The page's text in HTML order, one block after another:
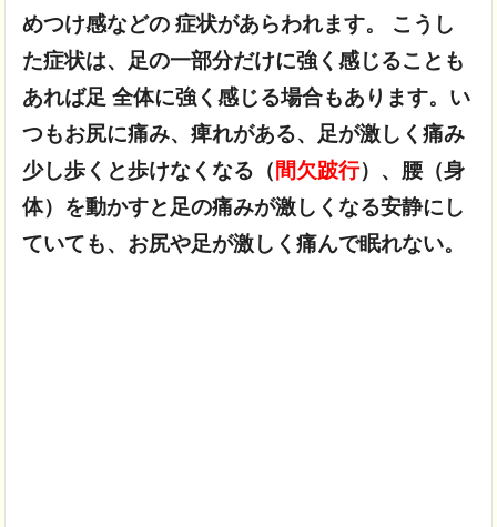
めつけ感などの 症状があらわれます。 こうし
た症状は、足の一部分だけに強く感じることも
あれば足 全体に強く感じる場合もあります。い
つもお尻に痛み、痺れがある、足が激しく痛み
少し歩くと歩けなくなる（ 間欠跛行）、腰（身
体）を動かすと足の痛みが激しくなる安静にし
ていても、お尻や足が激しく痛んで眠れない。